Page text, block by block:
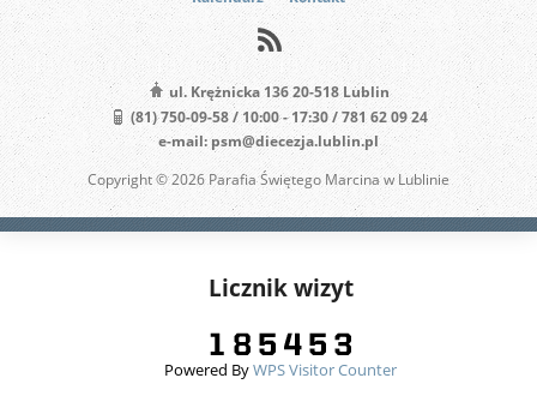
ul. Krężnicka 136 20-518 Lublin
(81) 750-09-58 / 10:00 - 17:30 / 781 62 09 24
e-mail: psm@diecezja.lublin.pl
Copyright © 2026 Parafia Świętego Marcina w Lublinie
Licznik wizyt
Powered ByWPS Visitor Counter